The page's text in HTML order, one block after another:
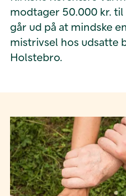
modtager 50.000 kr.
går ud på at mindske
mistrivsel hos udsatte
Holstebro.